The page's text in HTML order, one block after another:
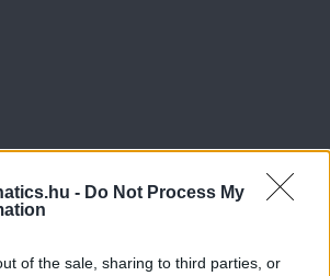
- Do Not Process My
of the sale, sharing to third parties, or